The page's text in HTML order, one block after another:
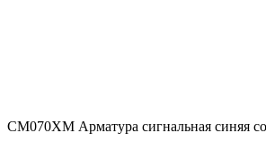
CM070XM Арматура сигнальная синяя